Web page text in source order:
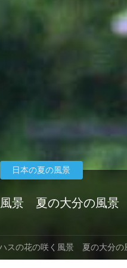
景 夏の大分の風景
日本の夏の風景
スの花の咲く風景 夏の大分の